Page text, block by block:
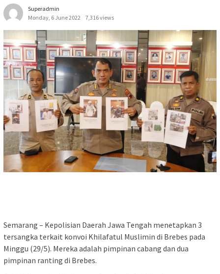
Superadmin
Monday, 6 June 2022
7,316 views
Semarang – Kepolisian Daerah Jawa Tengah menetapkan 3
tersangka terkait konvoi Khilafatul Muslimin di Brebes pada
Minggu (29/5). Mereka adalah pimpinan cabang dan dua
pimpinan ranting di Brebes.